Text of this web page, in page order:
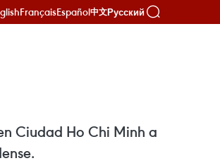
FrançaisEspañol中文Русский
Ciudad Ho Chi Minh a